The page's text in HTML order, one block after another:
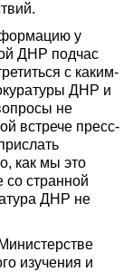
у
ДНР подчас
с каким-
ДНР и
не
встрече пресс-
как мы это
со странной
ДНР не
изучения и